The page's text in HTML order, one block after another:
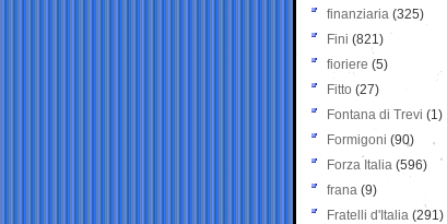
finanziaria (325)
Fini (821)
fioriere (5)
Fitto (27)
Fontana di Trevi (1)
Formigoni (90)
Forza Italia (596)
frana (9)
Fratelli d'Italia (291)